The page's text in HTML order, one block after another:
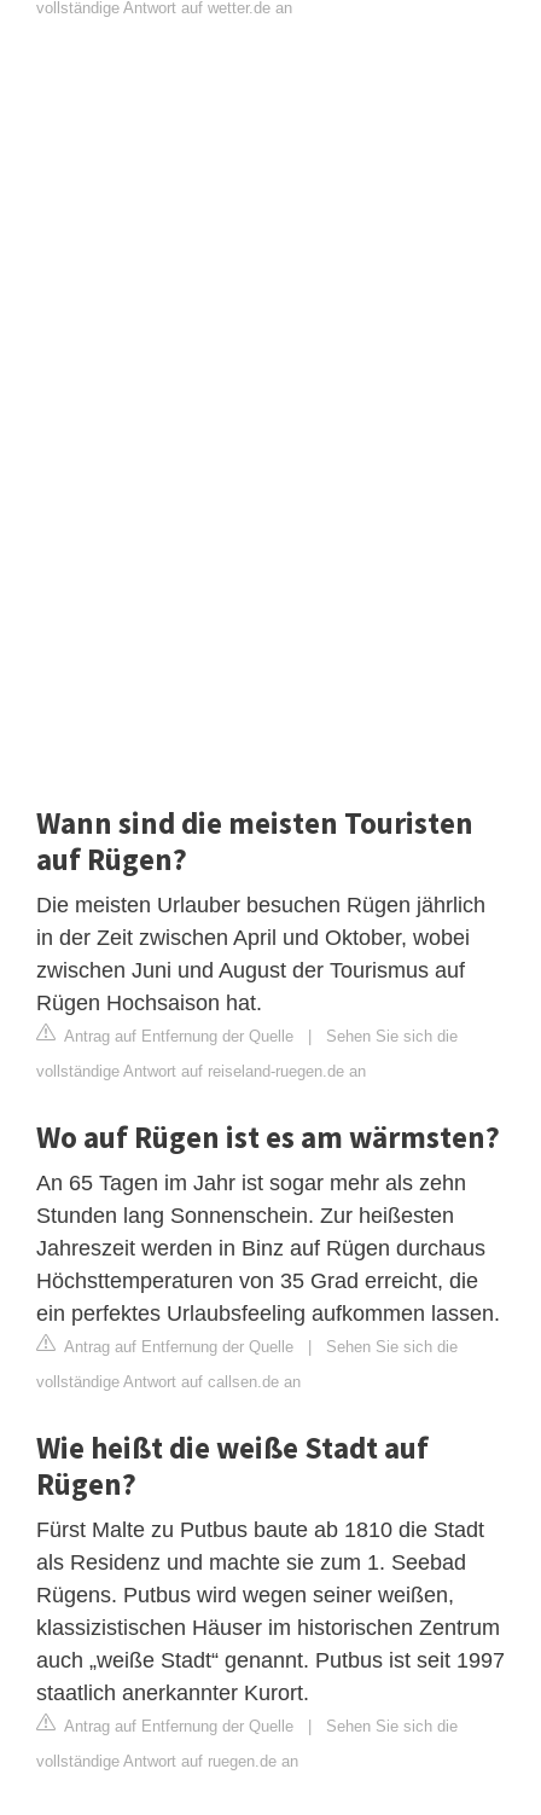
vollständige Antwort auf wetter.de an
Wann sind die meisten Touristen
auf Rügen?
Die meisten Urlauber besuchen Rügen jährlich
in der Zeit zwischen April und Oktober, wobei
zwischen Juni und August der Tourismus auf
Rügen Hochsaison hat.
Antrag auf Entfernung der Quelle | Sehen Sie sich die
vollständige Antwort auf reiseland-ruegen.de an
Wo auf Rügen ist es am wärmsten?
An 65 Tagen im Jahr ist sogar mehr als zehn
Stunden lang Sonnenschein. Zur heißesten
Jahreszeit werden in Binz auf Rügen durchaus
Höchsttemperaturen von 35 Grad erreicht, die
ein perfektes Urlaubsfeeling aufkommen lassen.
Antrag auf Entfernung der Quelle | Sehen Sie sich die
vollständige Antwort auf callsen.de an
Wie heißt die weiße Stadt auf
Rügen?
Fürst Malte zu Putbus baute ab 1810 die Stadt
als Residenz und machte sie zum 1. Seebad
Rügens. Putbus wird wegen seiner weißen,
klassizistischen Häuser im historischen Zentrum
auch „weiße Stadt“ genannt. Putbus ist seit 1997
staatlich anerkannter Kurort.
Antrag auf Entfernung der Quelle | Sehen Sie sich die
vollständige Antwort auf ruegen.de an